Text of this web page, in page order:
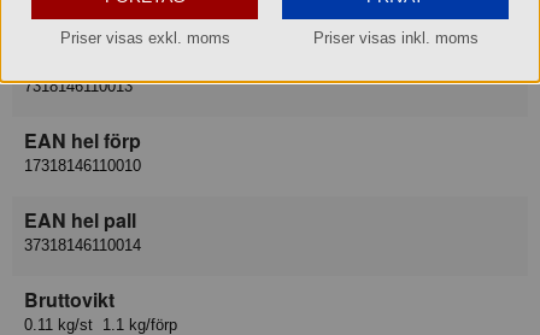
7318146110013
EAN hel förp
17318146110010
EAN hel pall
37318146110014
Bruttovikt
0.11 kg/st 1.1 kg/förp
Priser visas exkl. moms Priser visas inkl. moms